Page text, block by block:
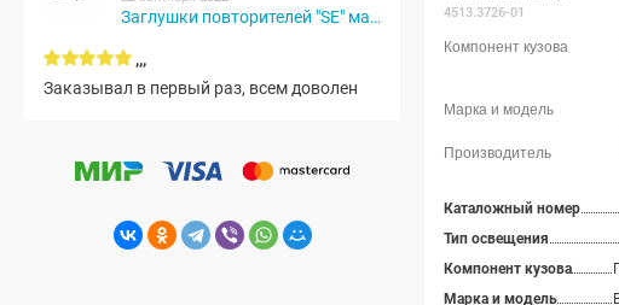
Заглушки повторителей "SE" матовые (черный мат)
,,,
Заказывал в первый раз, всем доволен
4513.3726-01
Каталожный номер
Тип освещения
Компонент кузова
Марка и модель